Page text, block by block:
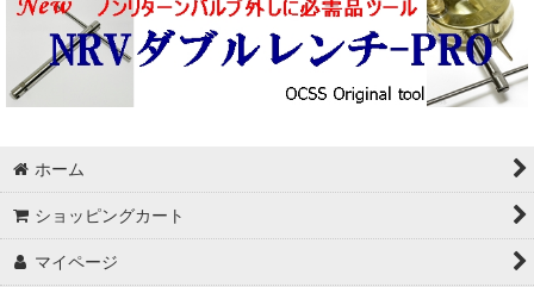
SIGG
ミリタリーストーブ
韓国バーナー
武井バーナー
ホーム
ショッピングカート
マイページ